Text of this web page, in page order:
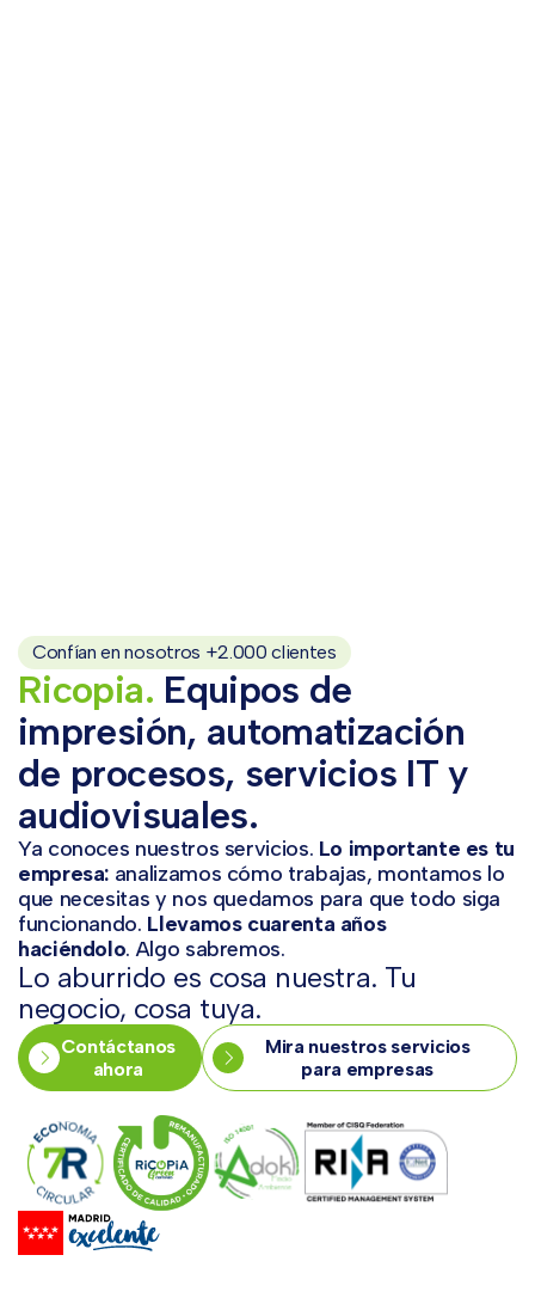
Confían en nosotros +2.000 clientes
Ricopia. Equipos de
impresión, automatización
de procesos, servicios IT y
audiovisuales.
Ya conoces nuestros servicios. Lo importante es tu
empresa: analizamos cómo trabajas, montamos lo
que necesitas y nos quedamos para que todo siga
funcionando. Llevamos cuarenta años
haciéndolo. Algo sabremos.
Lo aburrido es cosa nuestra. Tu
negocio, cosa tuya.
Contáctanos
ahora
Mira nuestros servicios
para empresas